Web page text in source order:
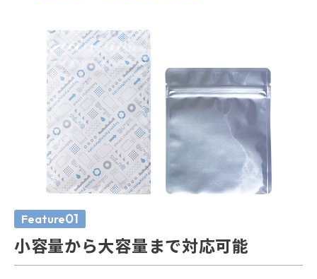
Feature01
小容量から大容量まで対応可能